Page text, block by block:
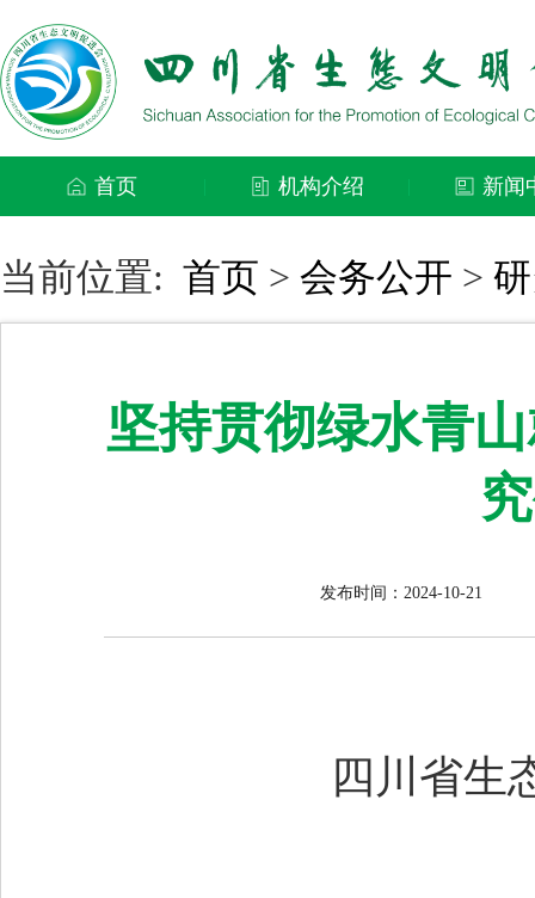
首页 机构介绍 新闻
当前位置: 首页 > 会务公开 >
坚持贯彻绿水青
发布时间：2024-10-21
四川省生